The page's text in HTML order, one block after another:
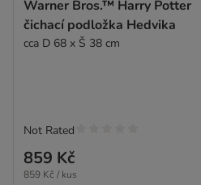
Warner Bros.™ Harry Potter
čichací podložka Hedvika
cca D 68 x Š 38 cm
859 Kč
859 Kč / kus
Not Rated